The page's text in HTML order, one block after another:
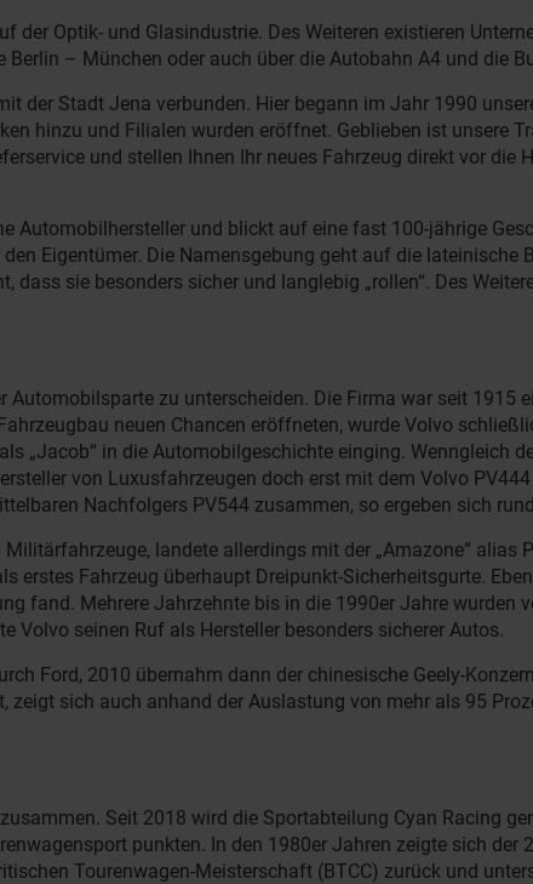
der Optik- und Glasindustrie. Des Weiteren existieren
Berlin – München oder auch über die Autobahn A4 und die
der Stadt Jena verbunden. Hier begann im Jahr 1990
hinzu und Filialen wurden eröffnet. Geblieben ist unsere
und stellen Ihnen Ihr neues Fahrzeug direkt vor
Automobilhersteller und blickt auf eine fast 100-jährige
Eigentümer. Die Namensgebung geht auf die lateinische
dass sie besonders sicher und langlebig „rollen“. Des
Automobilsparte zu unterscheiden. Die Firma war seit
neuen Chancen eröffneten, wurde Volvo
„Jacob“ in die Automobilgeschichte einging.
von Luxusfahrzeugen doch erst mit dem Volvo
Nachfolgers PV544 zusammen, so ergeben sich
landete allerdings mit der „Amazone“
erstes Fahrzeug überhaupt Dreipunkt-Sicherheitsgurte.
fand. Mehrere Jahrzehnte bis in die 1990er Jahre
Volvo seinen Ruf als Hersteller besonders sicherer Autos.
Ford, 2010 übernahm dann der chinesische Geely-
zeigt sich auch anhand der Auslastung von mehr als 95
Seit 2018 wird die Sportabteilung Cyan Racing
punkten. In den 1980er Jahren zeigte sich
Tourenwagen-Meisterschaft (BTCC) zurück und